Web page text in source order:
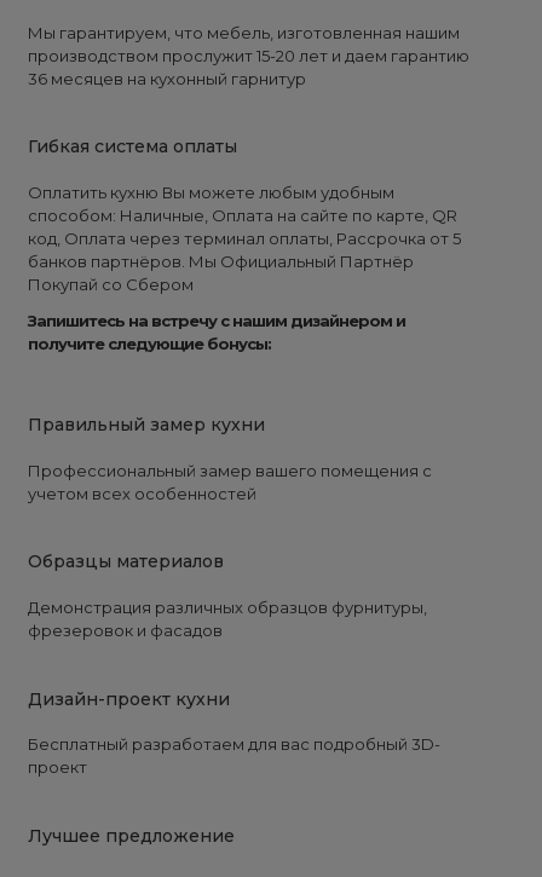
Мы гарантируем, что мебель, изготовленная нашим
производством прослужит 15-20 лет и даем гарантию
36 месяцев на кухонный гарнитур
Гибкая система оплаты
Оплатить кухню Вы можете любым удобным
способом: Наличные, Оплата на сайте по карте, QR
код, Оплата через терминал оплаты, Рассрочка от 5
банков партнёров. Мы Официальный Партнёр
Покупай со Сбером
Запишитесь на встречу с нашим дизайнером и
получите следующие бонусы:
Правильный замер кухни
Профессиональный замер вашего помещения с
учетом всех особенностей
Образцы материалов
Демонстрация различных образцов фурнитуры,
фрезеровок и фасадов
Дизайн-проект кухни
Бесплатный разработаем для вас подробный 3D-
проект
Лучшее предложение